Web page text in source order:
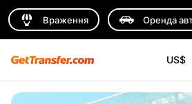
Враження Оренда
US$